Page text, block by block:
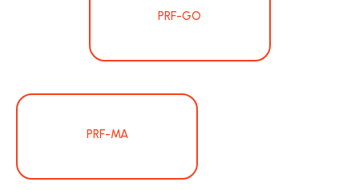
PRF-GO
PRF-MA